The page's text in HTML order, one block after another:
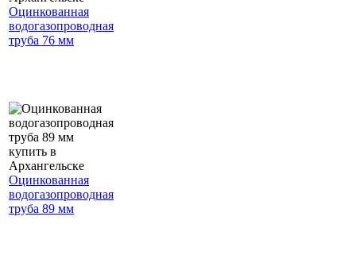
Оцинкованная
водогазопроводная
труба 76 мм
Оцинкованная
водогазопроводная
труба 89 мм